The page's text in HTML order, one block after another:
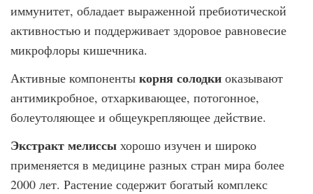
иммунитет, обладает выраженной пребиотической
активностью и поддерживает здоровое равновесие
микрофлоры кишечника.
Активные компоненты корня солодки оказывают
антимикробное, отхаркивающее, потогонное,
болеутоляющее и общеукрепляющее действие.
Экстракт мелиссы хорошо изучен и широко
применяется в медицине разных стран мира более
2000 лет. Растение содержит богатый комплекс